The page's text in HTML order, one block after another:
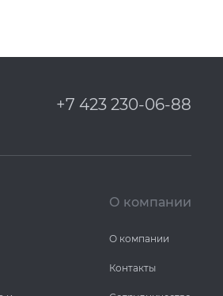
+7 423 230-06-88
О компании
О компании
Контакты